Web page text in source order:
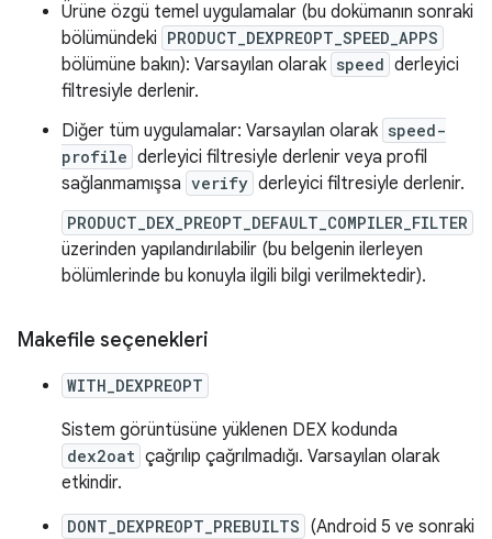
Ürüne özgü temel uygulamalar (bu dokümanın sonraki
bölümündeki PRODUCT_DEXPREOPT_SPEED_APPS
bölümüne bakın): Varsayılan olarak speed derleyici
filtresiyle derlenir.
Diğer tüm uygulamalar: Varsayılan olarak speed-
profile derleyici filtresiyle derlenir veya profil
sağlanmamışsa verify derleyici filtresiyle derlenir.
PRODUCT_DEX_PREOPT_DEFAULT_COMPILER_FILTER
üzerinden yapılandırılabilir (bu belgenin ilerleyen
bölümlerinde bu konuyla ilgili bilgi verilmektedir).
Makefile seçenekleri
WITH_DEXPREOPT
Sistem görüntüsüne yüklenen DEX kodunda
dex2oat çağrılıp çağrılmadığı. Varsayılan olarak
etkindir.
DONT_DEXPREOPT_PREBUILTS (Android 5 ve sonraki